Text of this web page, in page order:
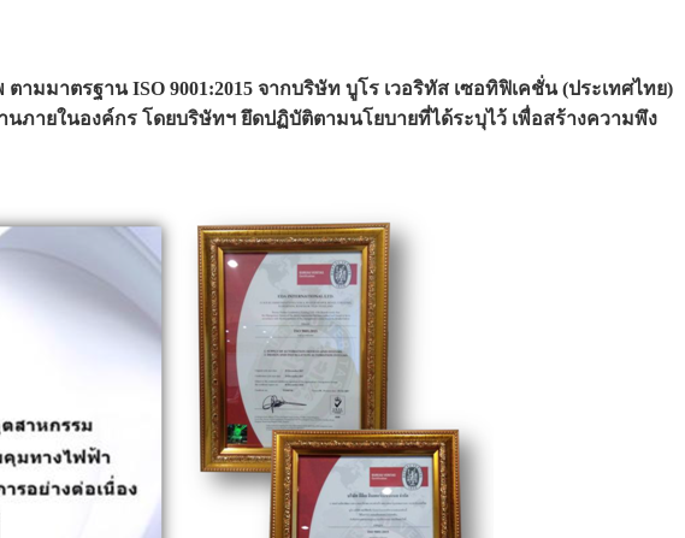
มาตรฐาน ISO 9001:2015 จากบริษัท บูโร เวอริทัส เซอทิฟิเคชั่น (ประเทศไทย)
ภายในองค์กร โดยบริษัทฯ ยึดปฏิบัติตามนโยบายที่ได้ระบุไว้ เพื่อสร้างความพึง